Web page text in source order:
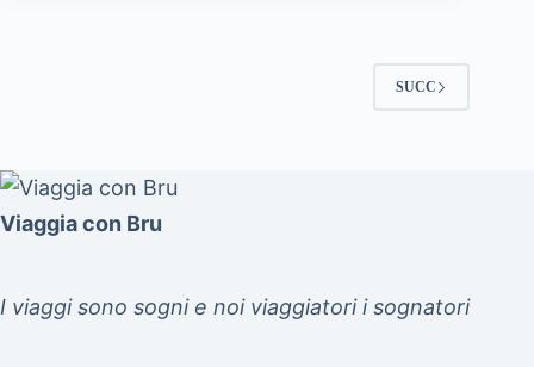
SUCC
Viaggia con Bru
I viaggi sono sogni e noi viaggiatori i sognatori